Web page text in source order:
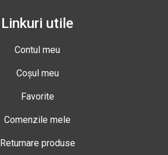
Linkuri utile
Contul meu
Coșul meu
Favorite
Comenzile mele
Returnare produse